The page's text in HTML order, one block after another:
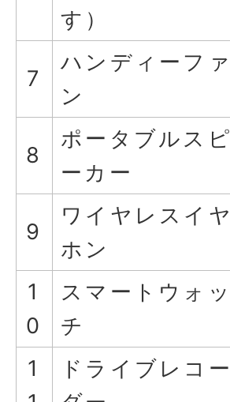
す）
7
ハンディーファ
ン
8
ポータブルスピ
ーカー
9
ワイヤレスイヤ
ホン
1
0
スマートウォッ
チ
1
ドライブレコー